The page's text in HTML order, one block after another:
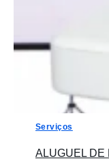
Serviços
ALUGUEL DE